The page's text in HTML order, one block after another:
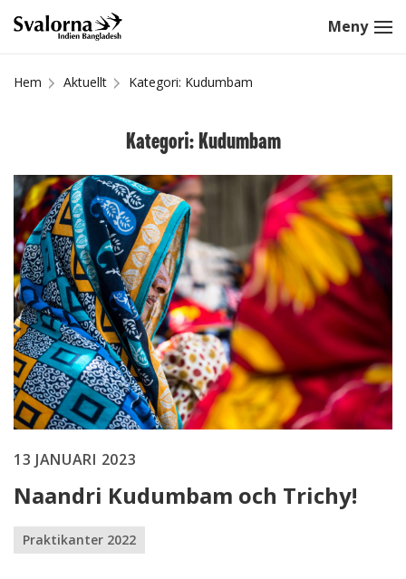
Hem Aktuellt Kategori: Kudumbam
Kategori: Kudumbam
13 JANUARI 2023
Naandri Kudumbam och Trichy!
Praktikanter 2022